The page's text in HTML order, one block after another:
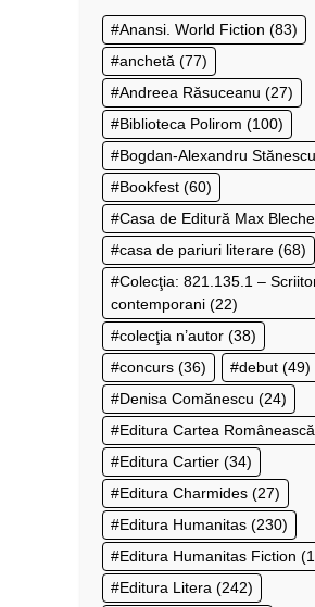
Anansi. World Fiction (83)
anchetă (77)
Andreea Răsuceanu (27)
Biblioteca Polirom (100)
Bogdan-Alexandru Stănescu
Bookfest (60)
Casa de Editură Max
casa de pariuri literare (68)
Colecţia: 821.135.1 –
contemporani (22)
colecţia n’autor (38)
concurs (36) debut (49)
Denisa Comănescu (24)
Editura Cartea Românească
Editura Cartier (34)
Editura Charmides (27)
Editura Humanitas (230)
Editura Humanitas Fiction
Editura Litera (242)